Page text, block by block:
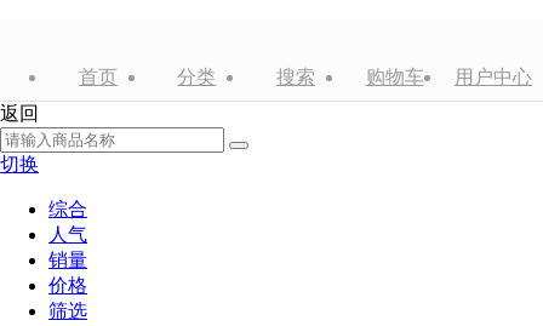
首页 分类 搜索 购物车
用户中心
返回
切换
综合
人气
销量
价格
筛选